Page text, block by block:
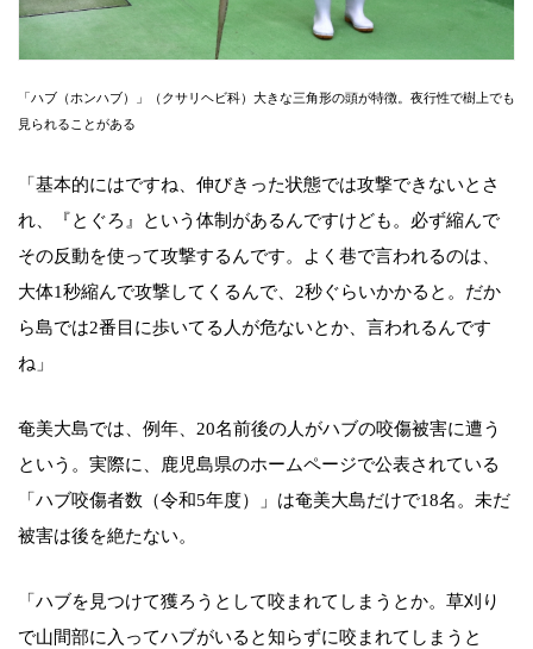
「ハブ（ホンハブ）」（クサリヘビ科）大きな三角形の頭が特徴。夜行性で樹上でも
見られることがある
「基本的にはですね、伸びきった状態では攻撃できないとさ
れ、『とぐろ』という体制があるんですけども。必ず縮んで
その反動を使って攻撃するんです。よく巷で言われるのは、
大体1秒縮んで攻撃してくるんで、2秒ぐらいかかると。だか
ら島では2番目に歩いてる人が危ないとか、言われるんです
ね」
奄美大島では、例年、20名前後の人がハブの咬傷被害に遭う
という。実際に、鹿児島県のホームページで公表されている
「ハブ咬傷者数（令和5年度）」は奄美大島だけで18名。未だ
被害は後を絶たない。
「ハブを見つけて獲ろうとして咬まれてしまうとか。草刈り
で山間部に入ってハブがいると知らずに咬まれてしまうと